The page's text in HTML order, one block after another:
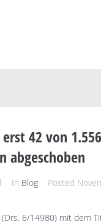
42 von 1.556
abgeschoben
In Blog Posted
6/14980) mit dem